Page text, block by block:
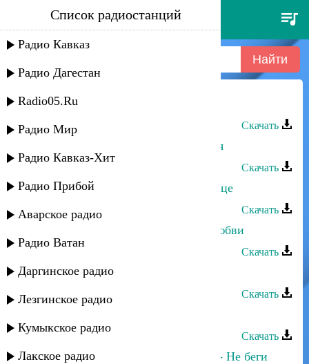
марина аджиева - ты один
Список радиостанций
Радио Кавказ
Радио Дагестан
Radio05.Ru
Радио Мир
Радио Кавказ-Хит
Радио Прибой
Аварское радио
Радио Ватан
Даргинское радио
Лезгинское радио
Кумыкское радио
Лакское радио
Марина Аджиева - Ты один
Скачать
Марина Алиева - С днем рождения
Скачать
Марина Алиева - Открой мне сердце
Скачать
Замир и Марина Алиева - Голос любви
Скачать
Умайра Шахбанова - Одиночество
Скачать
Скачать
Марина Алиева и Ринат Каримов - Не беги